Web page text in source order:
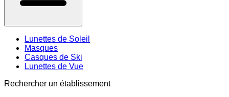
Lunettes de Soleil
Masques
Casques de Ski
Lunettes de Vue
Rechercher un établissement